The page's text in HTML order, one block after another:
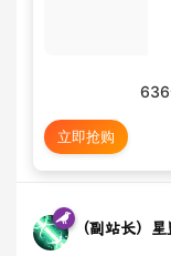
636
立即抢购
（副站长）星